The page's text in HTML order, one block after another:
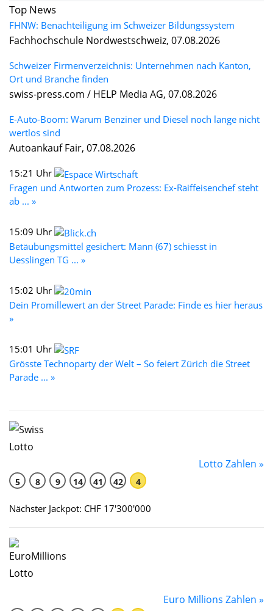
Top News
FHNW: Benachteiligung im Schweizer Bildungssystem
Fachhochschule Nordwestschweiz, 07.08.2026
Schweizer Firmenverzeichnis: Unternehmen nach Kanton,
Ort und Branche finden
swiss-press.com / HELP Media AG, 07.08.2026
E-Auto-Boom: Warum Benziner und Diesel noch lange nicht
wertlos sind
Autoankauf Fair, 07.08.2026
15:21 Uhr
Fragen und Antworten zum Prozess: Ex-Raiffeisenchef steht
ab ... »
15:09 Uhr
Betäubungsmittel gesichert: Mann (67) schiesst in
Uesslingen TG ... »
15:02 Uhr
Dein Promillewert an der Street Parade: Finde es hier heraus
»
15:01 Uhr
Grösste Technoparty der Welt – So feiert Zürich die Street
Parade ... »
Lotto Zahlen »
5 8 9 14 41 42 4
Nächster Jackpot: CHF 17'300'000
Euro Millions Zahlen »